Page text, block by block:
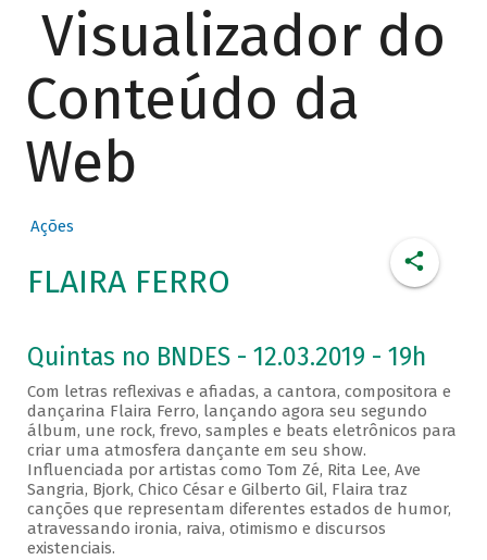
Visualizador do
Conteúdo da
Web
Ações
FLAIRA FERRO
Quintas no BNDES - 12.03.2019 - 19h
Com letras reflexivas e afiadas, a cantora, compositora e
dançarina Flaira Ferro, lançando agora seu segundo
álbum, une rock, frevo, samples e beats eletrônicos para
criar uma atmosfera dançante em seu show.
Influenciada por artistas como Tom Zé, Rita Lee, Ave
Sangria, Bjork, Chico César e Gilberto Gil, Flaira traz
canções que representam diferentes estados de humor,
atravessando ironia, raiva, otimismo e discursos
existenciais.